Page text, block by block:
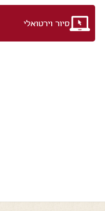
סיור וירטואלי